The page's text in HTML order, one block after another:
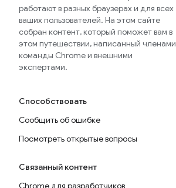
работают в разных браузерах и для всех
ваших пользователей. На этом сайте
собран контент, который поможет вам в
этом путешествии, написанный членами
команды Chrome и внешними
экспертами.
Способствовать
Сообщить об ошибке
Посмотреть открытые вопросы
Связанный контент
Chrome для разработчиков